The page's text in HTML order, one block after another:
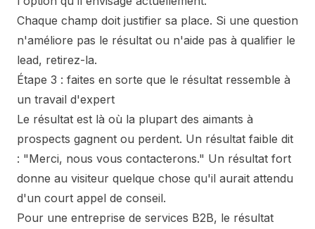
Chaque champ doit justifier sa place. Si une question
n'améliore pas le résultat ou n'aide pas à qualifier le
lead, retirez-la.
Étape 3 : faites en sorte que le résultat ressemble à
un travail d'expert
Le résultat est là où la plupart des aimants à
prospects gagnent ou perdent. Un résultat faible dit
: "Merci, nous vous contacterons." Un résultat fort
donne au visiteur quelque chose qu'il aurait attendu
d'un court appel de conseil.
Pour une entreprise de services B2B, le résultat